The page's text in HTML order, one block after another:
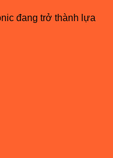
đang trở thành lựa